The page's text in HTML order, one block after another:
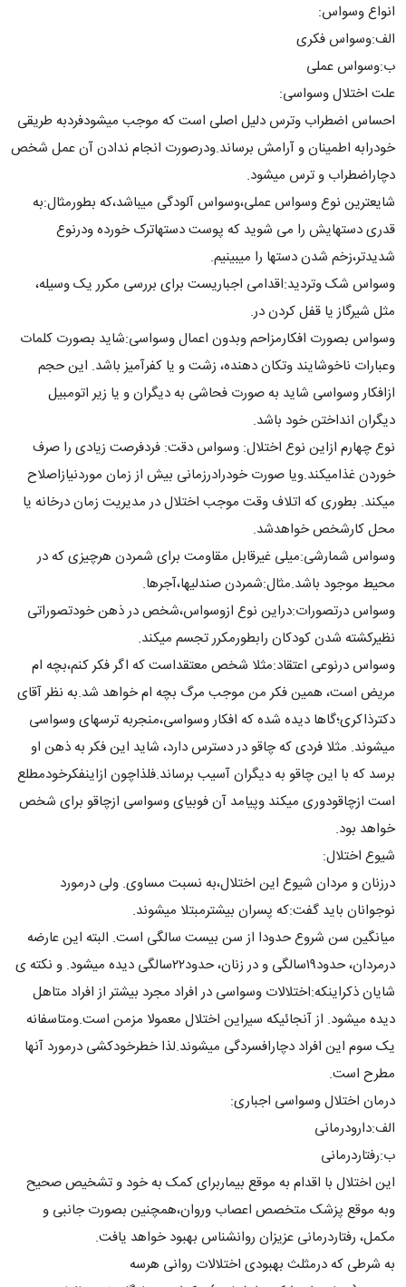
انواع وسواس:
الف:وسواس فکری
ب:وسواس عملی
علت اختلال وسواسی:
احساس اضطراب وترس دلیل اصلی است که موجب میشودفردبه طریقی
خودرابه اطمینان و آرامش برساند.ودرصورت انجام ندادن آن عمل شخص
دچاراضطراب و ترس میشود.
شایعترین نوع وسواس عملی،وسواس آلودگی میباشد،که بطورمثال:به
قدری دستهایش را می شوید که پوست دستهاترک خورده ودرنوع
شدیدتر،زخم شدن دستها را میبینیم.
وسواس شک وتردید:اقدامی اجباریست برای بررسی مکرر یک وسیله،
مثل شیرگاز یا قفل کردن در.
وسواس بصورت افکارمزاحم وبدون اعمال وسواسی:شاید بصورت کلمات
وعبارات ناخوشایند وتکان دهنده، زشت و یا کفرآمیز باشد. این حجم
ازافکار وسواسی شاید به صورت فحاشی به دیگران و یا زیر اتومبیل
دیگران انداختن خود باشد.
نوع چهارم ازاین نوع اختلال: وسواس دقت: فردفرصت زیادی را صرف
خوردن غذامیکند.ویا صورت خودرادرزمانی بیش از زمان موردنیازاصلاح
میکند. بطوری که اتلاف وقت موجب اختلال در مدیریت زمان درخانه یا
محل کارشخص خواهدشد.
وسواس شمارشی:میلی غیرقابل مقاومت برای شمردن هرچیزی که در
محیط موجود باشد.مثال:شمردن صندلیها،آجرها.
وسواس درتصورات:دراین نوع ازوسواس،شخص در ذهن خودتصوراتی
نظیرکشته شدن کودکان رابطورمکرر تجسم میکند.
وسواس درنوعی اعتقاد:مثلا شخص معتقداست که اگر فکر کنم،بچه ام
مریض است، همین فکر من موجب مرگ بچه ام خواهد شد.به نظر آقای
دکترذاکری؛گاها دیده شده که افکار وسواسی،منجربه ترسهای وسواسی
میشوند. مثلا فردی که چاقو در دسترس دارد، شاید این فکر به ذهن او
برسد که با این چاقو به دیگران آسیب برساند.فلذاچون ازاینفکرخودمطلع
است ازچاقودوری میکند وپیامد آن فوبیای وسواسی ازچاقو برای شخص
خواهد بود.
شیوع اختلال:
درزنان و مردان شیوع این اختلال،به نسبت مساوی. ولی درمورد
نوجوانان باید گفت:که پسران بیشترمبتلا میشوند.
میانگین سن شروع حدودا از سن بیست سالگی است. البته این عارضه
درمردان، حدود۱۹سالگی و در زنان، حدود۲۲سالگی دیده میشود. و نکته ی
شایان ذکراینکه:اختلالات وسواسی در افراد مجرد بیشتر از افراد متاهل
دیده میشود. از آنجائیکه سیراین اختلال معمولا مزمن است.ومتاسفانه
یک سوم این افراد دچارافسردگی میشوند.لذا خطرخودکشی درمورد آنها
مطرح است.
درمان اختلال وسواسی اجباری:
الف:دارودرمانی
ب:رفتاردرمانی
این اختلال با اقدام به موقع بیماربرای کمک به خود و تشخیص صحیح
وبه موقع پزشک متخصص اعصاب وروان،همچنین بصورت جانبی و
مکمل، رفتاردرمانی عزیزان روانشناس بهبود خواهد یافت.
به شرطی که درمثلث بهبودی اختلالات روانی هرسه